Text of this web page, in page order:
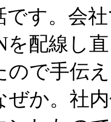
です。会
を配線し
ので手伝
ぜか。社